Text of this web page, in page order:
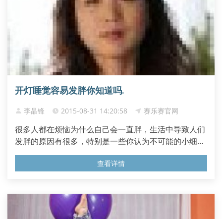
开灯睡觉容易发胖你知道吗.
李晶锋 2015-08-31 14:20:58 赛乐赛官网
很多人都在烦恼为什么自己会一直胖，生活中导致人们
发胖的原因有很多，特别是一些你认为不可能的小细节
也是人们发胖的根源，下面跟赛乐赛一起来看下导致人
查看详情